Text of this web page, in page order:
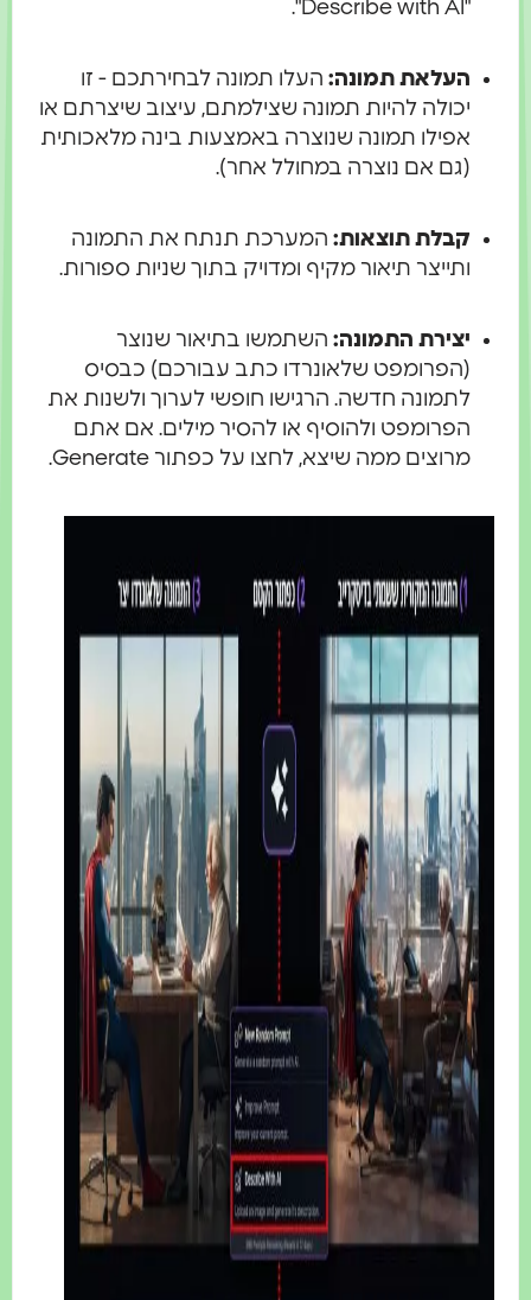
העלאת תמונה:העלו תמונה לבחירתכם - זו
יכולה להיות תמונה שצילמתם, עיצוב שיצרתם או
אפילו תמונה שנוצרה באמצעות בינה מלאכותית
(גם אם נוצרה במחולל אחר).
קבלת תוצאות:המערכת תנתח את התמונה
ותייצר תיאור מקיף ומדויק בתוך שניות ספורות.
יצירת התמונה:השתמשו בתיאור שנוצר
(הפרומפט שלאונרדו כתב עבורכם) כבסיס
לתמונה חדשה. הרגישו חופשי לערוך ולשנות את
הפרומפט ולהוסיף או להסיר מילים. אם אתם
מרוצים ממה שיצא, לחצו על כפתור Generate.